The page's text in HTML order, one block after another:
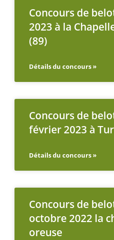
Concours de
2023 à la
(89)
Détails du concours »
Concours de
février 2023 à
Détails du concours »
Concours de
octobre 2022 la
oreuse